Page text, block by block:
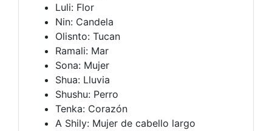
Luli: Flor
Nin: Candela
Olisnto: Tucan
Ramali: Mar
Sona: Mujer
Shua: Lluvia
Shushu: Perro
Tenka: Corazón
A Shily: Mujer de cabello largo